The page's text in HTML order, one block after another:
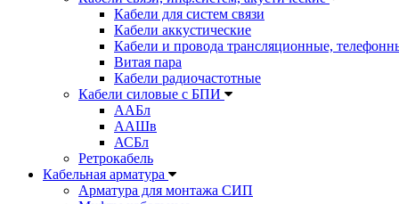
Кабели для систем связи
Кабели аккустические
Кабели и провода трансляционные,
Витая пара
Кабели радиочастотные
Кабели силовые с БПИ
ААБл
ААШв
АСБл
Ретрокабель
Кабельная арматура
Арматура для монтажа СИП